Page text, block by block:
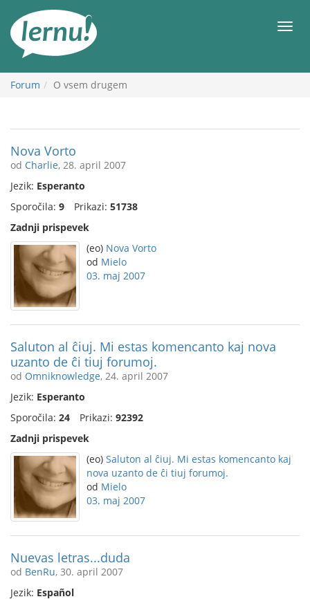
vsebini
Meni
Forum O vsem drugem
Nova Vorto
od Charlie, 28. april 2007
Jezik: Esperanto
Sporočila: 9 Prikazi: 51738
Zadnji prispevek
(eo) Nova Vorto
od Mielo
03. maj 2007
Saluton al ĉiuj. Mi estas komencanto kaj nova
uzanto de ĉi tiuj forumoj.
od Omniknowledge, 24. april 2007
Jezik: Esperanto
Sporočila: 24 Prikazi: 92392
Zadnji prispevek
(eo) Saluton al ĉiuj. Mi estas komencanto kaj
nova uzanto de ĉi tiuj forumoj.
od Mielo
03. maj 2007
Nuevas letras...duda
od BenRu, 30. april 2007
Jezik: Español